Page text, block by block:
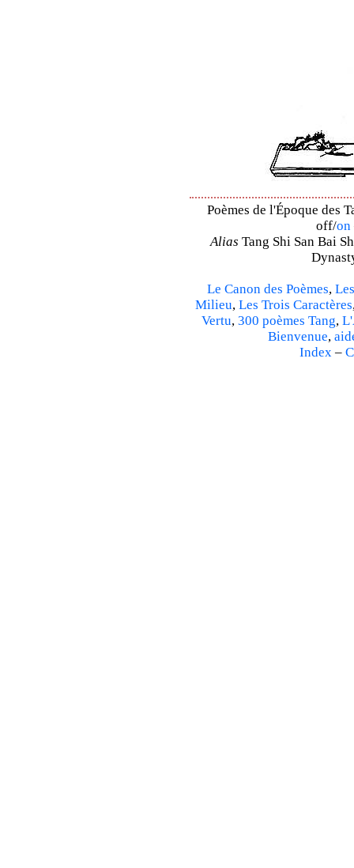
Poèmes de l'Époque des
off/on
Alias Tang Shi San Bai
Le Canon des Poèmes,
Milieu, Les Trois Caractères
Vertu, 300 poèmes Tang,
Bienvenue,
Index–